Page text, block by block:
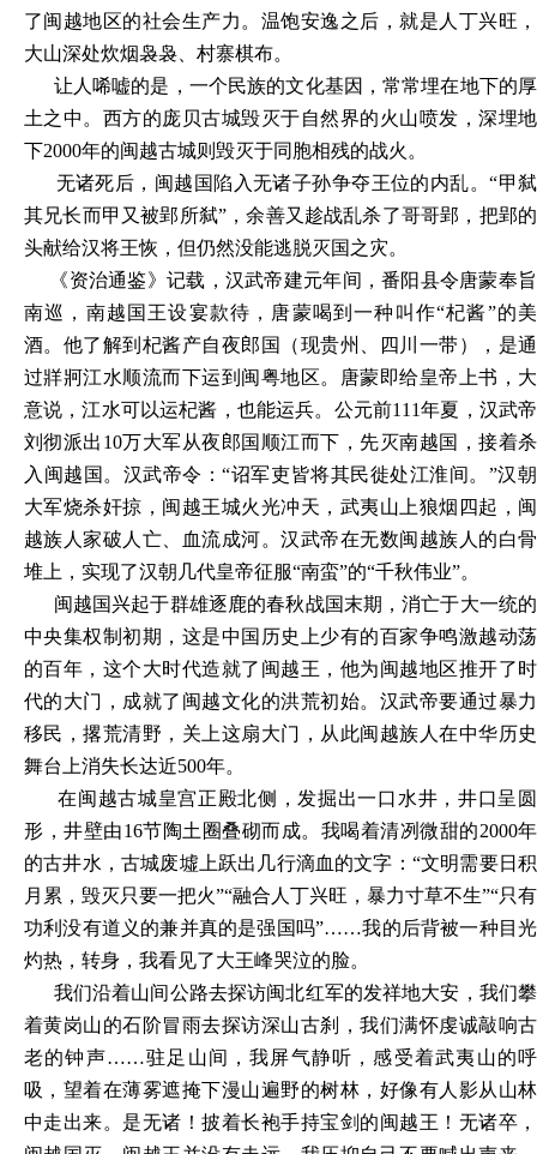
了闽越地区的社会生产力。温饱安逸之后，就是人丁兴旺，
大山深处炊烟袅袅、村寨棋布。
让人唏嘘的是，一个民族的文化基因，常常埋在地下的厚
土之中。西方的庞贝古城毁灭于自然界的火山喷发，深埋地
下2000年的闽越古城则毁灭于同胞相残的战火。
无诸死后，闽越国陷入无诸子孙争夺王位的内乱。“甲弑
其兄长而甲又被郢所弑”，余善又趁战乱杀了哥哥郢，把郢的
头献给汉将王恢，但仍然没能逃脱灭国之灾。
《资治通鉴》记载，汉武帝建元年间，番阳县令唐蒙奉旨
南巡，南越国王设宴款待，唐蒙喝到一种叫作“杞酱”的美
酒。他了解到杞酱产自夜郎国（现贵州、四川一带），是通
过牂牁江水顺流而下运到闽粤地区。唐蒙即给皇帝上书，大
意说，江水可以运杞酱，也能运兵。公元前111年夏，汉武帝
刘彻派出10万大军从夜郎国顺江而下，先灭南越国，接着杀
入闽越国。汉武帝令：“诏军吏皆将其民徙处江淮间。”汉朝
大军烧杀奸掠，闽越王城火光冲天，武夷山上狼烟四起，闽
越族人家破人亡、血流成河。汉武帝在无数闽越族人的白骨
堆上，实现了汉朝几代皇帝征服“南蛮”的“千秋伟业”。
闽越国兴起于群雄逐鹿的春秋战国末期，消亡于大一统的
中央集权制初期，这是中国历史上少有的百家争鸣激越动荡
的百年，这个大时代造就了闽越王，他为闽越地区推开了时
代的大门，成就了闽越文化的洪荒初始。汉武帝要通过暴力
移民，撂荒清野，关上这扇大门，从此闽越族人在中华历史
舞台上消失长达近500年。
在闽越古城皇宫正殿北侧，发掘出一口水井，井口呈圆
形，井壁由16节陶土圈叠砌而成。我喝着清冽微甜的2000年
的古井水，古城废墟上跃出几行滴血的文字：“文明需要日积
月累，毁灭只要一把火”“融合人丁兴旺，暴力寸草不生”“只有
功利没有道义的兼并真的是强国吗”……我的后背被一种目光
灼热，转身，我看见了大王峰哭泣的脸。
我们沿着山间公路去探访闽北红军的发祥地大安，我们攀
着黄岗山的石阶冒雨去探访深山古刹，我们满怀虔诚敲响古
老的钟声……驻足山间，我屏气静听，感受着武夷山的呼
吸，望着在薄雾遮掩下漫山遍野的树林，好像有人影从山林
中走出来。是无诸！披着长袍手持宝剑的闽越王！无诸卒，